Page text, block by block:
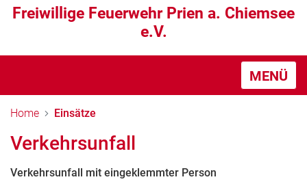
Freiwillige Feuerwehr Prien a. Chiemsee
e.V.
MENÜ
Home Einsätze
Verkehrsunfall
Verkehrsunfall mit eingeklemmter Person